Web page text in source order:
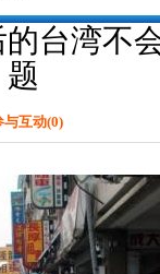
台湾不
题
与互动(0)